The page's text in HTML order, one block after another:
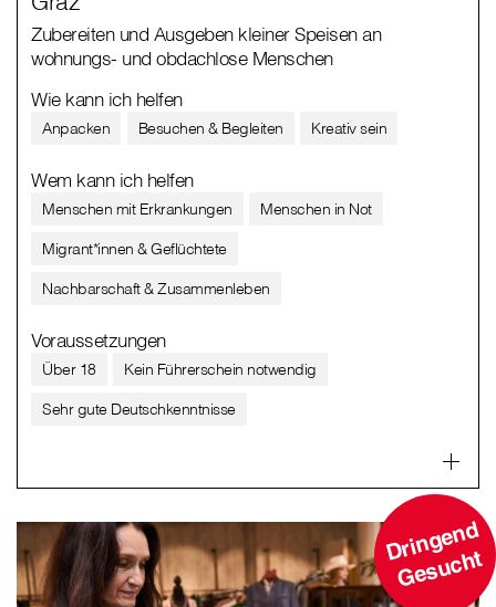
Zubereiten und Ausgeben kleiner Speisen an
wohnungs- und obdachlose Menschen
Wie kann ich helfen
Anpacken Besuchen & Begleiten Kreativ sein
Wem kann ich helfen
Menschen mit Erkrankungen
Menschen in Not
Migrant*innen & Geflüchtete
Nachbarschaft & Zusammenleben
Voraussetzungen
Über 18
Kein Führerschein notwendig
Sehr gute Deutschkenntnisse
D
ri
n
g
e
n
d
G
e
s
u
c
ht